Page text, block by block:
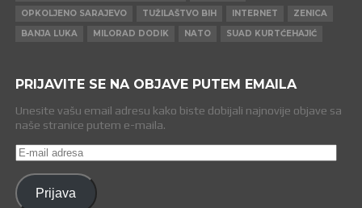
OPKOLJENO SARAJEVO
TUŽILAŠTVO BIH INTERNET
ZENICA
BANJA LUKA
MILORAD DODIK NATO SUAD KURTĆEHAJIĆ
PRIJAVITE SE NA OBJAVE PUTEM EMAILA
Unesite vašu email adresu kako biste dobijali najnovije objave sa
naše stranice putem e-maila.
E-
mail
adresa
Prijava